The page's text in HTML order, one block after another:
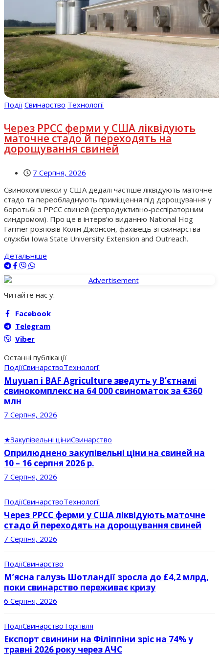
Події Свинарство Технології
Через РРСС ферми у США ліквідують
маточне стадо й переходять на
дорощування свиней
7 Серпня, 2026
Свинокомплекси у США дедалі частіше ліквідують маточне
стадо та переобладнують приміщення під дорощування у
боротьбі з РРСС свиней (репродуктивно-респіраторним
синдромом). Про це в інтерв’ю виданню National Hog
Farmer розповів Колін Джонсон, фахівець зі свинарства
служби Iowa State University Extension and Outreach.
Детальніше
Читайте нас у:
Facebook
Telegram
Viber
Останні публікації
ПодіїСвинарствоТехнології
Muyuan і BAF Agriculture зведуть у В’єтнамі
свинокомплекс на 64 000 свиноматок за €360
млн
7 Серпня, 2026
★Закупівельні ціниСвинарство
Оприлюднено закупівельні ціни на свиней на
10 – 16 серпня 2026 р.
7 Серпня, 2026
ПодіїСвинарствоТехнології
Через РРСС ферми у США ліквідують маточне
стадо й переходять на дорощування свиней
7 Серпня, 2026
ПодіїСвинарство
М’ясна галузь Шотландії зросла до £4,2 млрд,
поки свинарство переживає кризу
6 Серпня, 2026
ПодіїСвинарствоТоргівля
Експорт свинини на Філіппіни зріс на 74% у
травні 2026 року через АЧС